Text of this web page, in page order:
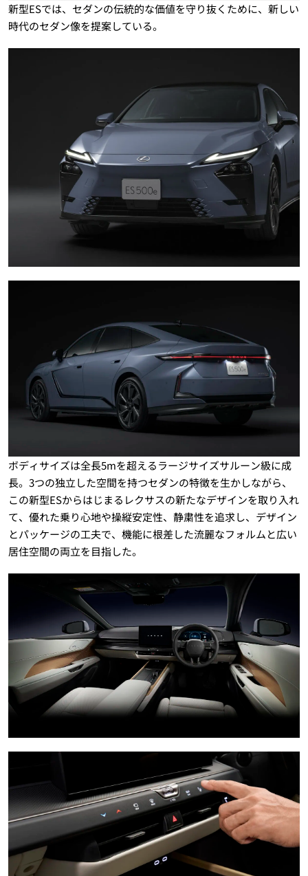
新型ESでは、セダンの伝統的な価値を守り抜くために、新しい
時代のセダン像を提案している。
ボディサイズは全長5mを超えるラージサイズサルーン級に成
長。3つの独立した空間を持つセダンの特徴を生かしながら、
この新型ESからはじまるレクサスの新たなデザインを取り入れ
て、優れた乗り心地や操縦安定性、静粛性を追求し、デザイン
とパッケージの工夫で、機能に根差した流麗なフォルムと広い
居住空間の両立を目指した。